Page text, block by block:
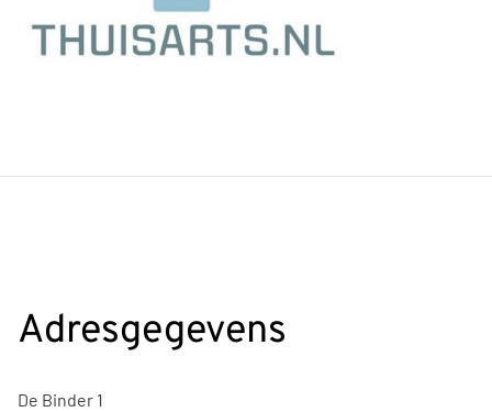
Adresgegevens
De Binder 1